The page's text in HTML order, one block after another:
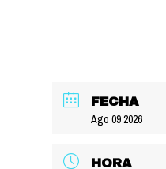
FECHA
Ago 09 2026
HORA